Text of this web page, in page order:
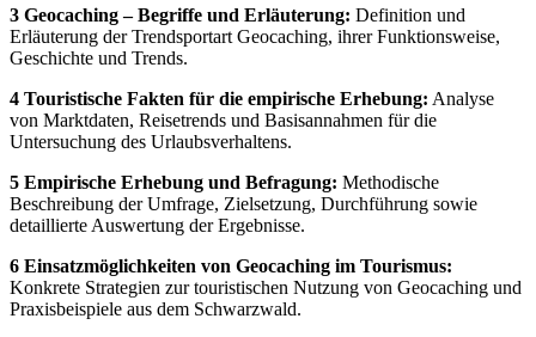
3 Geocaching – Begriffe und Erläuterung: Definition und
Erläuterung der Trendsportart Geocaching, ihrer Funktionsweise,
Geschichte und Trends.
4 Touristische Fakten für die empirische Erhebung: Analyse
von Marktdaten, Reisetrends und Basisannahmen für die
Untersuchung des Urlaubsverhaltens.
5 Empirische Erhebung und Befragung: Methodische
Beschreibung der Umfrage, Zielsetzung, Durchführung sowie
detaillierte Auswertung der Ergebnisse.
6 Einsatzmöglichkeiten von Geocaching im Tourismus:
Konkrete Strategien zur touristischen Nutzung von Geocaching und
Praxisbeispiele aus dem Schwarzwald.